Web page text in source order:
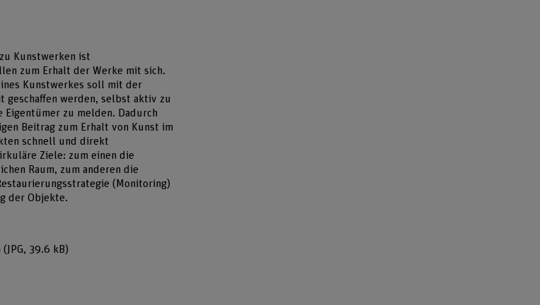
Kunstwerken ist
zum Erhalt der Werke mit sich.
Kunstwerkes soll mit der
werden, selbst aktiv zu
Eigentümer zu melden. Dadurch
Beitrag zum Erhalt von Kunst im
schnell und direkt
Ziele: zum einen die
Raum, zum anderen die
(Monitoring)
der Objekte.
(JPG, 39.6 kB)